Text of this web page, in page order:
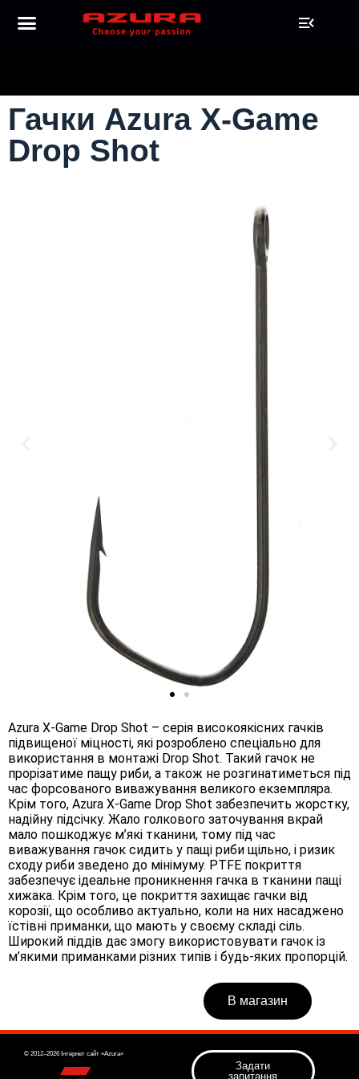
Гачки Azura X-Game
Drop Shot
Azura X-Game Drop Shot – серія високоякісних гачків
підвищеної міцності, які розроблено спеціально для
використання в монтажі Drop Shot. Такий гачок не
прорізатиме пащу риби, а також не розгинатиметься під
час форсованого виважування великого екземпляра.
Крім того, Azura X-Game Drop Shot забезпечить жорстку,
надійну підсічку. Жало голкового заточування вкрай
мало пошкоджує м’які тканини, тому під час
виважування гачок сидить у пащі риби щільно, і ризик
сходу риби зведено до мінімуму. PTFE покриття
забезпечує ідеальне проникнення гачка в тканини пащі
хижака. Крім того, це покриття захищає гачки від
корозії, що особливо актуально, коли на них насаджено
їстівні приманки, що мають у своєму складі сіль.
Широкий піддів дає змогу використовувати гачок із
м’якими приманками різних типів і будь-яких пропорцій.
В магазин
© 2012–2026 Інтернет сайт «Azura»
Задати
запитання